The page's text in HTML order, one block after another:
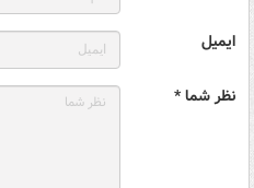
ایمیل
نظر شما *